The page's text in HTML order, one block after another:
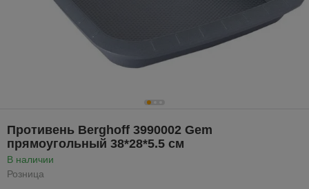
Противень Berghoff 3990002 Gem
прямоугольный 38*28*5.5 см
В наличии
Розница